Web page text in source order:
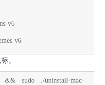
v6
v6
。
&& sudo ./uninstall-mac-